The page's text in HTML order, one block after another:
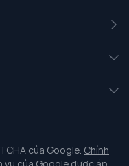
của Google. Chính
vụ của Google được áp